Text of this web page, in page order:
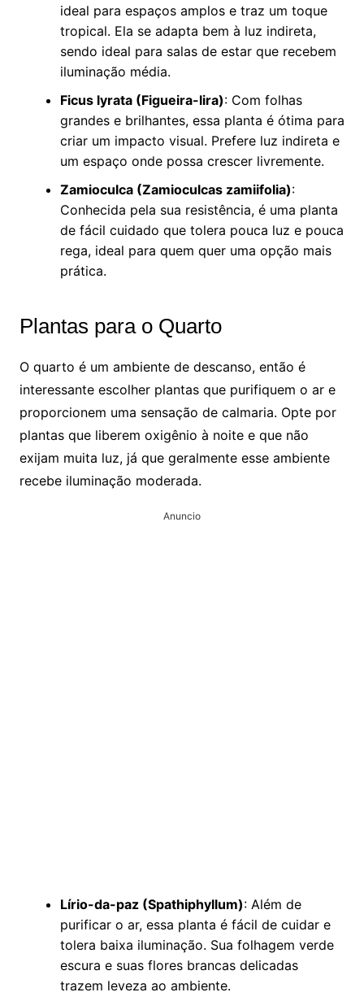
ideal para espaços amplos e traz um toque
tropical. Ela se adapta bem à luz indireta,
sendo ideal para salas de estar que recebem
iluminação média.
Ficus lyrata (Figueira-lira): Com folhas
grandes e brilhantes, essa planta é ótima para
criar um impacto visual. Prefere luz indireta e
um espaço onde possa crescer livremente.
Zamioculca (Zamioculcas zamiifolia):
Conhecida pela sua resistência, é uma planta
de fácil cuidado que tolera pouca luz e pouca
rega, ideal para quem quer uma opção mais
prática.
Plantas para o Quarto
O quarto é um ambiente de descanso, então é
interessante escolher plantas que purifiquem o ar e
proporcionem uma sensação de calmaria. Opte por
plantas que liberem oxigênio à noite e que não
exijam muita luz, já que geralmente esse ambiente
recebe iluminação moderada.
Anuncio
Lírio-da-paz (Spathiphyllum): Além de
purificar o ar, essa planta é fácil de cuidar e
tolera baixa iluminação. Sua folhagem verde
escura e suas flores brancas delicadas
trazem leveza ao ambiente.